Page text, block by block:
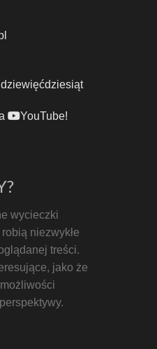
YouTube!
wycieczki
niezwykłe
treści.
jako że